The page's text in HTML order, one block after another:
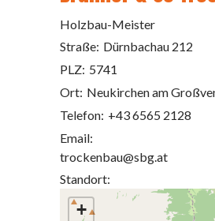
Holzbau-Meister
Straße: Dürnbachau 212
PLZ: 5741
Ort: Neukirchen am
Telefon: +43 6565 2128
Email:
trockenbau@sbg.at
Standort:
+